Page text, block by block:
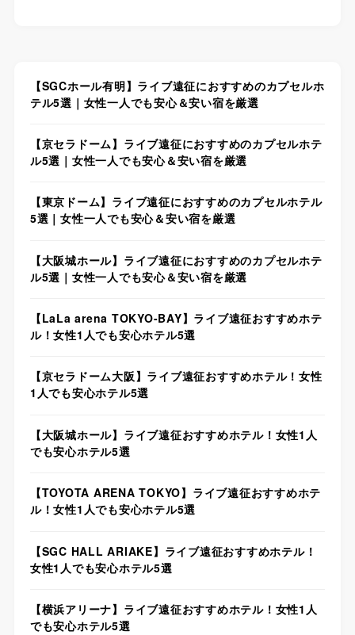
【SGCホール有明】ライブ遠征におすすめのカプセルホ
テル5選｜女性一人でも安心＆安い宿を厳選
【京セラドーム】ライブ遠征におすすめのカプセルホテ
ル5選｜女性一人でも安心＆安い宿を厳選
【東京ドーム】ライブ遠征におすすめのカプセルホテル
5選｜女性一人でも安心＆安い宿を厳選
【大阪城ホール】ライブ遠征におすすめのカプセルホテ
ル5選｜女性一人でも安心＆安い宿を厳選
【LaLa arena TOKYO-BAY】ライブ遠征おすすめホテ
ル！女性1人でも安心ホテル5選
【京セラドーム大阪】ライブ遠征おすすめホテル！女性
1人でも安心ホテル5選
【大阪城ホール】ライブ遠征おすすめホテル！女性1人
でも安心ホテル5選
【TOYOTA ARENA TOKYO】ライブ遠征おすすめホテ
ル！女性1人でも安心ホテル5選
【SGC HALL ARIAKE】ライブ遠征おすすめホテル！
女性1人でも安心ホテル5選
【横浜アリーナ】ライブ遠征おすすめホテル！女性1人
でも安心ホテル5選